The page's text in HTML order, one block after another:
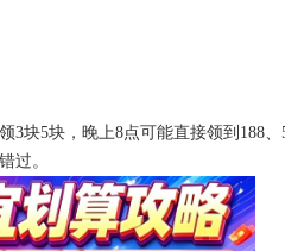
5块，晚上8点可能直接领到188、
过。